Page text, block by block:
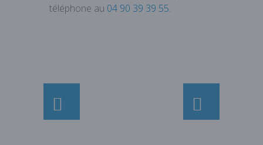
téléphone au 04 90 39 39 55.